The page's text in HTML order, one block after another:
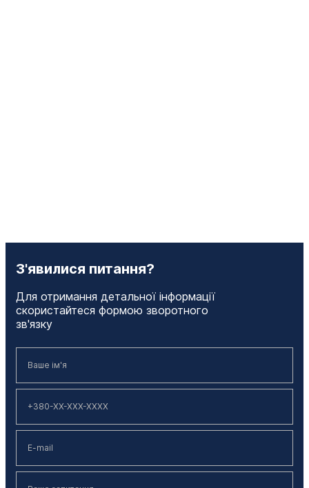
З'явилися питання?
Для отримання детальної інформації
скористайтеся формою зворотного
зв'язку